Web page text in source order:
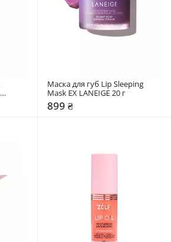
Маска для губ Lip Sleeping
Mask EX LANEIGE 20 г
899 ₴